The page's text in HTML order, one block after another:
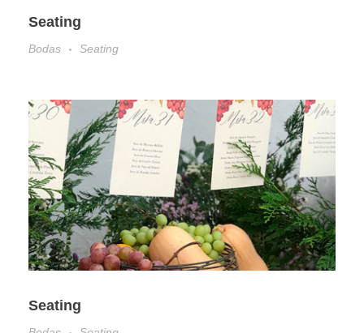
Seating
Bodas Seating
Seating